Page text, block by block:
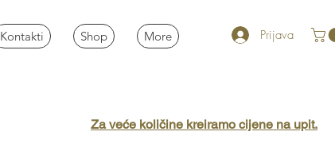
Kontakti Shop More Prijava
Za veće količine kreiramo cijene na upit.